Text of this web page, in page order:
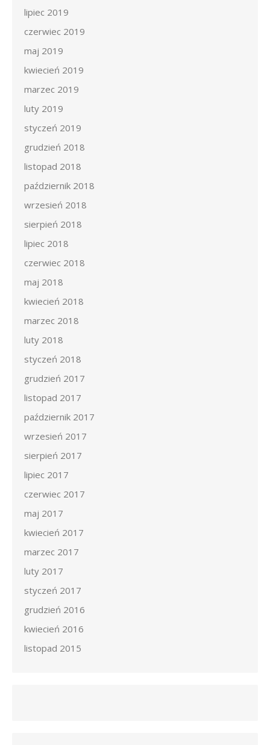
lipiec 2019
czerwiec 2019
maj 2019
kwiecień 2019
marzec 2019
luty 2019
styczeń 2019
grudzień 2018
listopad 2018
październik 2018
wrzesień 2018
sierpień 2018
lipiec 2018
czerwiec 2018
maj 2018
kwiecień 2018
marzec 2018
luty 2018
styczeń 2018
grudzień 2017
listopad 2017
październik 2017
wrzesień 2017
sierpień 2017
lipiec 2017
czerwiec 2017
maj 2017
kwiecień 2017
marzec 2017
luty 2017
styczeń 2017
grudzień 2016
kwiecień 2016
listopad 2015